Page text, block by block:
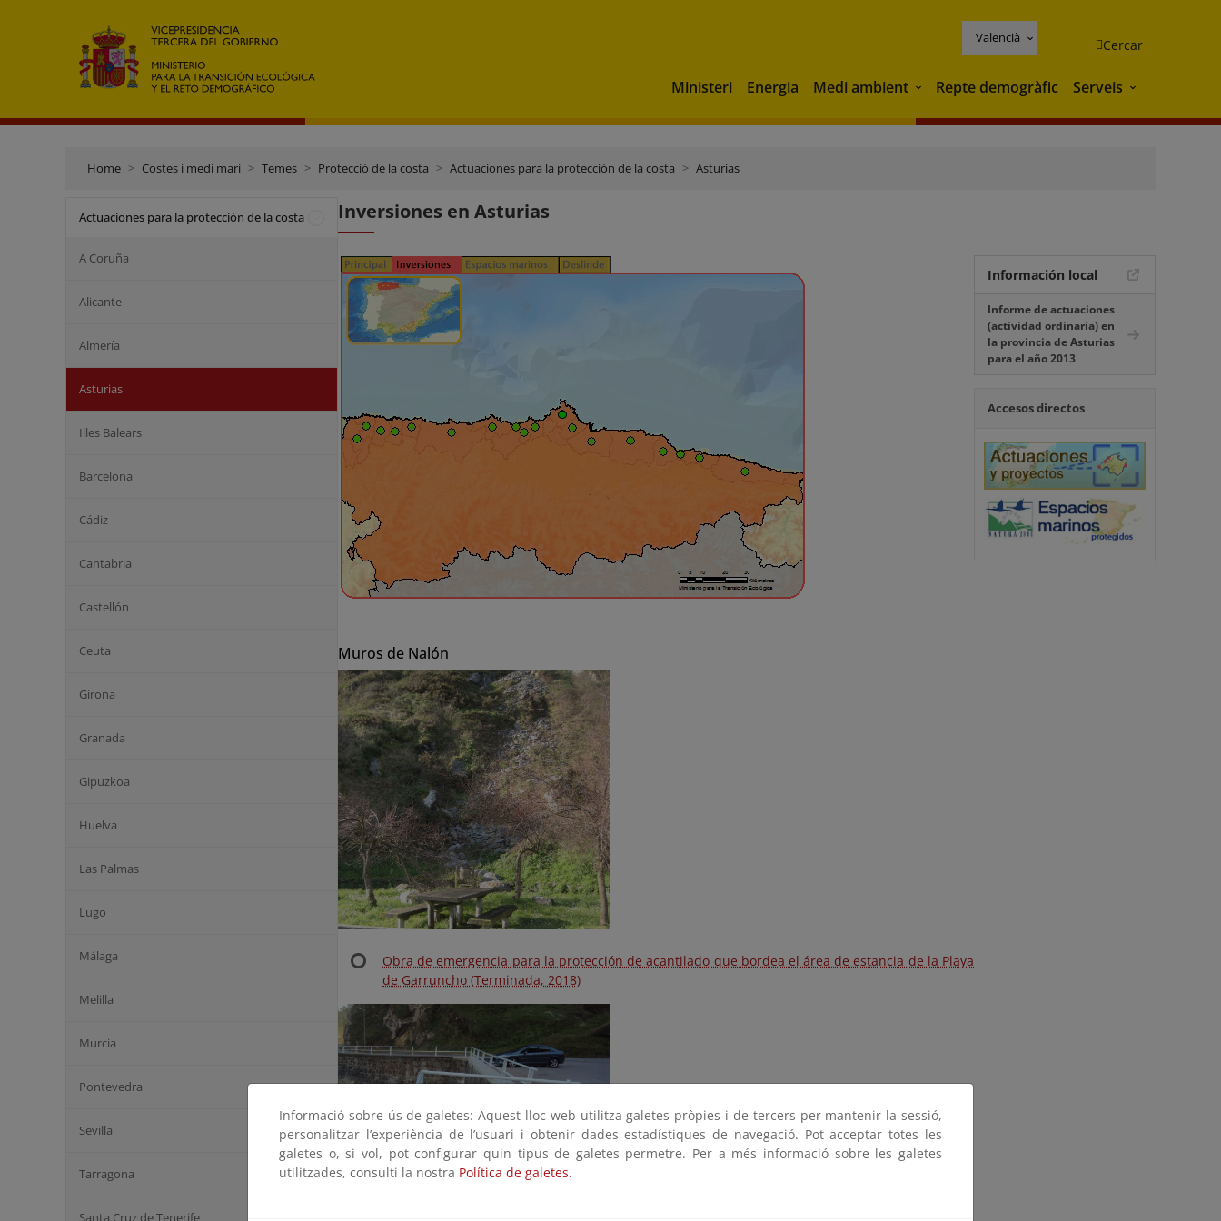
Valencià Cercar
Ministeri Energia Medi ambient Medi ambient
Repte demogràfic Serveis Serveis
Home Costes i medi marí Temes Protecció de la costa Actuaciones para la protección de la costa Asturias
Actuaciones para la protección de la costa
A Coruña
Alicante
Almería
Asturias
Illes Balears
Barcelona
Cádiz
Cantabria
Castellón
Ceuta
Girona
Granada
Gipuzkoa
Huelva
Las Palmas
Lugo
Málaga
Melilla
Murcia
Pontevedra
Sevilla
Tarragona
Santa Cruz de Tenerife
Inversiones en Asturias
Muros de Nalón
Obra de emergencia para la protección de acantilado que bordea el área de estancia de la Playa
de Garruncho (Terminada, 2018)
Información local
Informe de actuaciones
(actividad ordinaria) en
la provincia de Asturias
para el año 2013
Accesos directos
Informació sobre ús de galetes: Aquest lloc web utilitza galetes pròpies i de tercers per mantenir la sessió,
personalitzar l’experiència de l’usuari i obtenir dades estadístiques de navegació. Pot acceptar totes les
galetes o, si vol, pot configurar quin tipus de galetes permetre. Per a més informació sobre les galetes
utilitzades, consulti la nostra Política de galetes.